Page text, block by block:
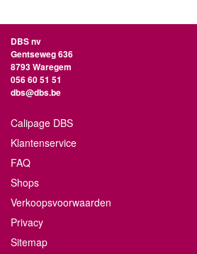
DBS nv
Gentseweg 636
8793 Waregem
056 60 51 51
dbs@dbs.be
Calipage DBS
Klantenservice
FAQ
Shops
Verkoopsvoorwaarden
Privacy
Sitemap